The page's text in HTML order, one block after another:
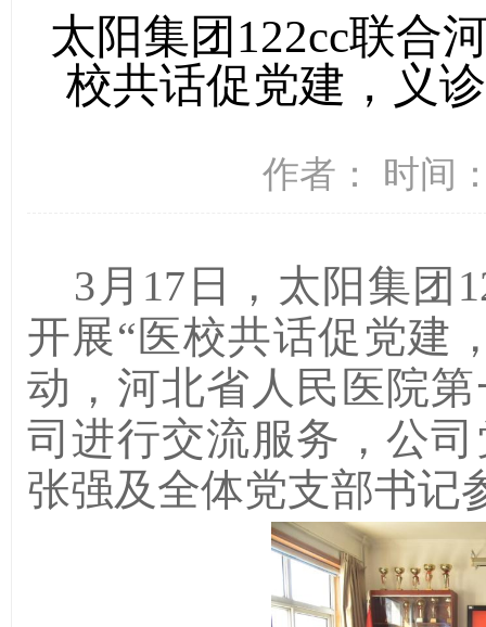
太阳集团122cc联合
校共话促党建，义
作者： 时间
3月17日，太阳集团
开展“医校共话促党建
动，河北省人民医院
司进行交流服务，公
张强及全体党支部书记